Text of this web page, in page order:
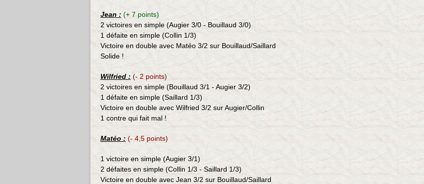
Jean : (+ 7 points)
2 victoires en simple (Augier 3/0 - Bouillaud 3/0)
1 défaite en simple (Collin 1/3)
Victoire en double avec Matéo 3/2 sur Bouillaud/Saillard
Solide !
Wilfried : (- 2 points)
2 victoires en simple (Bouillaud 3/1 - Augier 3/2)
1 défaite en simple (Saillard 1/3)
Victoire en double avec Wilfried 3/2 sur Augier/Collin
1 contre qui fait mal !
Matéo : (- 4,5 points)
1 victoire en simple (Augier 3/1)
2 défaites en simple (Collin 1/3 - Saillard 1/3)
Victoire en double avec Jean 3/2 sur Bouillaud/Saillard